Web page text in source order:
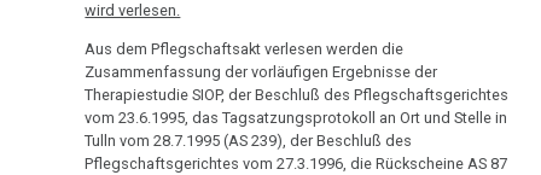
wird verlesen.
Aus dem Pflegschaftsakt verlesen werden die
Zusammenfassung der vorläufigen Ergebnisse der
Therapiestudie SIOP, der Beschluß des Pflegschaftsgerichtes
vom 23.6.1995, das Tagsatzungsprotokoll an Ort und Stelle in
Tulln vom 28.7.1995 (AS 239), der Beschluß des
Pflegschaftsgerichtes vom 27.3.1996, die Rückscheine AS 87